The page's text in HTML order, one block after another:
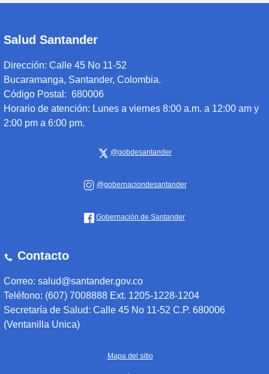
Salud Santander
Dirección: Calle 45 No 11-52
Bucaramanga, Santander, Colombia.
Código Postal: 680006
Horario de atención: Lunes a viernes 8:00 a.m. a 12:00 am y
2:00 pm a 6:00 pm.
@gobdesantander
@gobernaciondesantander
Gobernación de Santander
Contacto
Correo: salud@santander.gov.co
Teléfono: (607) 7008888 Ext. 1205-1228-1204
Secretaría de Salud: Calle 45 No 11-52 C.P. 680006
(Ventanilla Unica)
Mapa del sitio